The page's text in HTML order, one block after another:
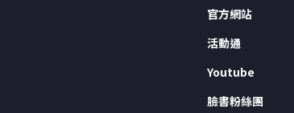
官方網站
活動通
Youtube
臉書粉絲團